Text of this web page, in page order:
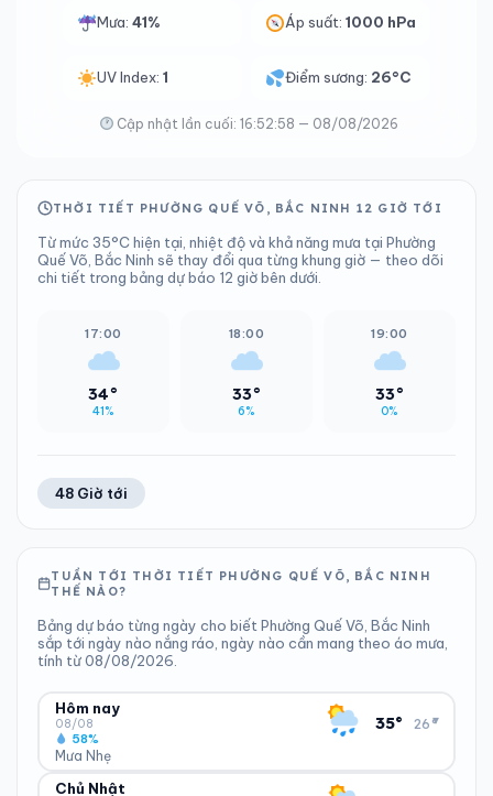
Mưa: 41% Áp suất:1000 hPa
UV Index: 1 Điểm sương: 26°C
Cập nhật lần cuối: 16:52:58 — 08/08/2026
THỜI TIẾT PHƯỜNG QUẾ VÕ, BẮC NINH 12 GIỜ TỚI
Từ mức 35°C hiện tại, nhiệt độ và khả năng mưa tại Phường
Quế Võ, Bắc Ninh sẽ thay đổi qua từng khung giờ — theo dõi
chi tiết trong bảng dự báo 12 giờ bên dưới.
17:00
34°
41%
18:00
33°
6%
19:00
33°
0%
48 Giờ tới
TUẦN TỚI THỜI TIẾT PHƯỜNG QUẾ VÕ, BẮC NINH
THẾ NÀO?
Bảng dự báo từng ngày cho biết Phường Quế Võ, Bắc Ninh
sắp tới ngày nào nắng ráo, ngày nào cần mang theo áo mưa,
tính từ 08/08/2026.
Hôm nay
08/08
Mưa Nhẹ
58%
35° 26°
▾
ĐỘ ẨM
Chủ Nhật